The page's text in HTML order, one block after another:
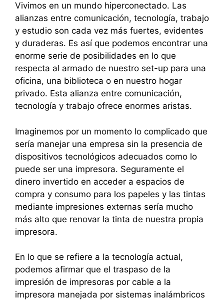
Vivimos en un mundo hiperconectado. Las
alianzas entre comunicación, tecnología, trabajo
y estudio son cada vez más fuertes, evidentes
y duraderas. Es así que podemos encontrar una
enorme serie de posibilidades en lo que
respecta al armado de nuestro set-up para una
oficina, una biblioteca o en nuestro hogar
privado. Esta alianza entre comunicación,
tecnología y trabajo ofrece enormes aristas.
Imaginemos por un momento lo complicado que
sería manejar una empresa sin la presencia de
dispositivos tecnológicos adecuados como lo
puede ser una impresora. Seguramente el
dinero invertido en acceder a espacios de
compra y consumo para los papeles y las tintas
mediante impresiones externas sería mucho
más alto que renovar la tinta de nuestra propia
impresora.
En lo que se refiere a la tecnología actual,
podemos afirmar que el traspaso de la
impresión de impresoras por cable a la
impresora manejada por sistemas inalámbricos